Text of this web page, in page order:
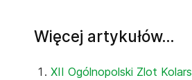
Więcej artykułów…
XII Ogólnopolski Zlot